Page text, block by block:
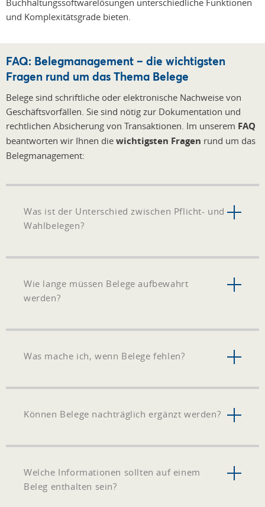
Buchhaltungssoftwarelösungen unterschiedliche Funktionen
und Komplexitätsgrade bieten.
FAQ: Belegmanagement – die wichtigsten
Fragen rund um das Thema Belege
Belege sind schriftliche oder elektronische Nachweise von
Geschäftsvorfällen. Sie sind nötig zur Dokumentation und
rechtlichen Absicherung von Transaktionen. Im unserem FAQ
beantworten wir Ihnen die wichtigsten Fragen rund um das
Belegmanagement:
Was ist der Unterschied zwischen Pflicht- und
Wahlbelegen?
Wie lange müssen Belege aufbewahrt
werden?
Was mache ich, wenn Belege fehlen?
Können Belege nachträglich ergänzt werden?
Welche Informationen sollten auf einem
Beleg enthalten sein?